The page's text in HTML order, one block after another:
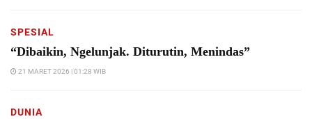
SPESIAL
“Dibaikin, Ngelunjak. Diturutin, Menindas”
21 MARET 2026 | 01:28 WIB
DUNIA